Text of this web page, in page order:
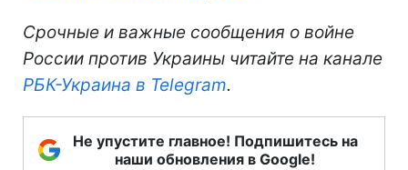
Срочные и важные сообщения о войне
России против Украины читайте на канале
РБК-Украина в Telegram.
Не упустите главное! Подпишитесь на
наши обновления в Google!